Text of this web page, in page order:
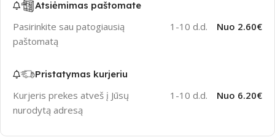
Atsiėmimas paštomate
Pasirinkite sau patogiausią
paštomatą
1-10 d.d. Nuo 2.60€
Pristatymas kurjeriu
Kurjeris prekes atveš į Jūsų
nurodytą adresą
1-10 d.d. Nuo 6.20€